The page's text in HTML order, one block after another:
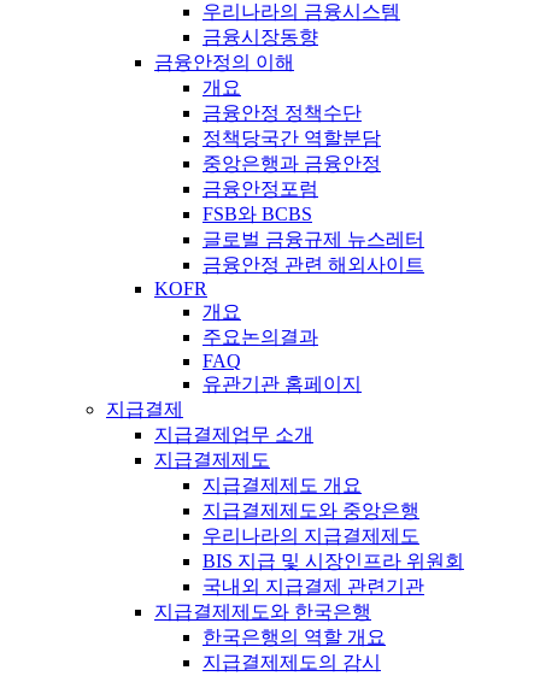
우리나라의 금융시스템
금융시장동향
금융안정의 이해
개요
금융안정 정책수단
정책당국간 역할분담
중앙은행과 금융안정
금융안정포럼
FSB와 BCBS
글로벌 금융규제 뉴스레터
금융안정 관련 해외사이트
KOFR
개요
주요논의결과
FAQ
유관기관 홈페이지
지급결제
지급결제업무 소개
지급결제제도
지급결제제도 개요
지급결제제도와 중앙은행
우리나라의 지급결제제도
BIS 지급 및 시장인프라 위원회
국내외 지급결제 관련기관
지급결제제도와 한국은행
한국은행의 역할 개요
지급결제제도의 감시